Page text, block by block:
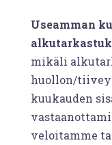
Useamman
mikäli
huollon/
kuukauden
veloitamme